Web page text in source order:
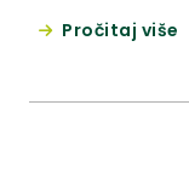
zabavljalo prije
Pročitaj više